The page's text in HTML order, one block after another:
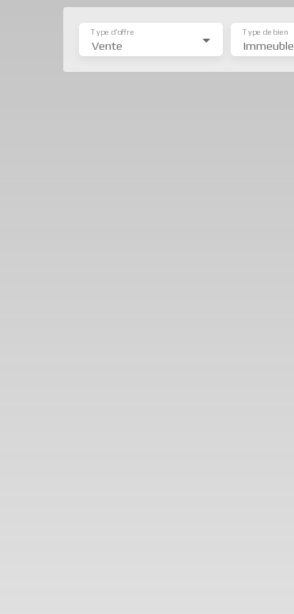
Vente
Type d'offre
Immeuble
Type de bien